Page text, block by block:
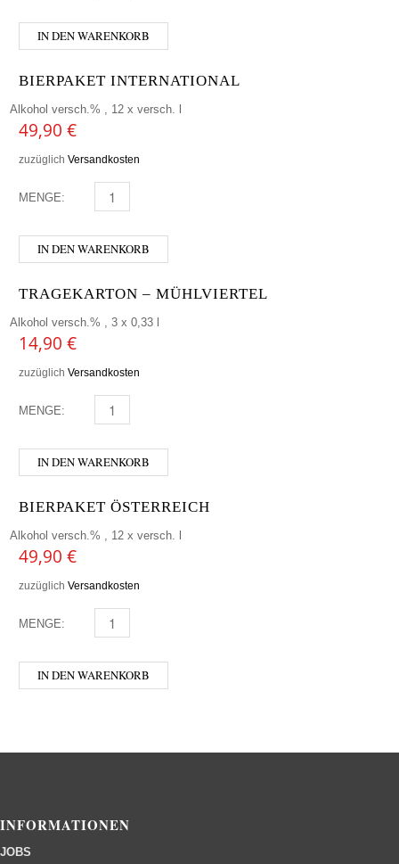
IN DEN WARENKORB
BIERPAKET INTERNATIONAL
Alkohol versch.% , 12 x versch. l
49,90 €
zuzüglich Versandkosten
MENGE: BIERPAKET INTERNATIONAL MENGE
IN DEN WARENKORB
TRAGEKARTON – MÜHLVIERTEL
Alkohol versch.% , 3 x 0,33 l
14,90 €
zuzüglich Versandkosten
MENGE: TRAGEKARTON - MÜHLVIERTEL MENGE
IN DEN WARENKORB
BIERPAKET ÖSTERREICH
Alkohol versch.% , 12 x versch. l
49,90 €
zuzüglich Versandkosten
MENGE: BIERPAKET ÖSTERREICH MENGE
IN DEN WARENKORB
INFORMATIONEN
JOBS